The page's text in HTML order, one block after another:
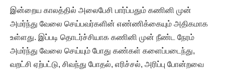
இன்றைய காலத்தில் அலைபேசி பார்ப்பதும் கணினி முன்
அமர்ந்து வேலை செய்பவர்களின் எண்ணிக்கையும் அதிகமாக
உள்ளது. இப்படி தொடர்ச்சியாக கணினி முன் நீண்ட நேரம்
அமர்ந்து வேலை செய்யும் போது கண்கள் களைப்படைந்து,
வறட்சி ஏற்பட்டு, சிவந்து போதல், எரிச்சல், அரிப்பு போன்றவை